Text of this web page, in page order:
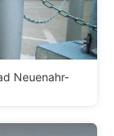
Neuenahr-